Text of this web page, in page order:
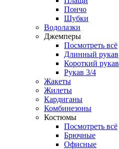
Пончо
Шубки
Водолазки
Джемперы
Посмотреть всё
Длинный рукав
Короткий рукав
Рукав 3/4
Жакеты
Жилеты
Кардиганы
Комбинезоны
Костюмы
Посмотреть всё
Брючные
Офисные